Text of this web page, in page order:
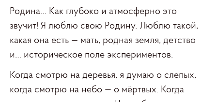
Родина… Как глубоко и атмосферно это
звучит! Я люблю свою Родину. Люблю такой,
какая она есть — мать, родная земля, детство
и… историческое поле экспериментов.
Когда смотрю на деревья, я думаю о слепых,
когда смотрю на небо — о мёртвых. Когда